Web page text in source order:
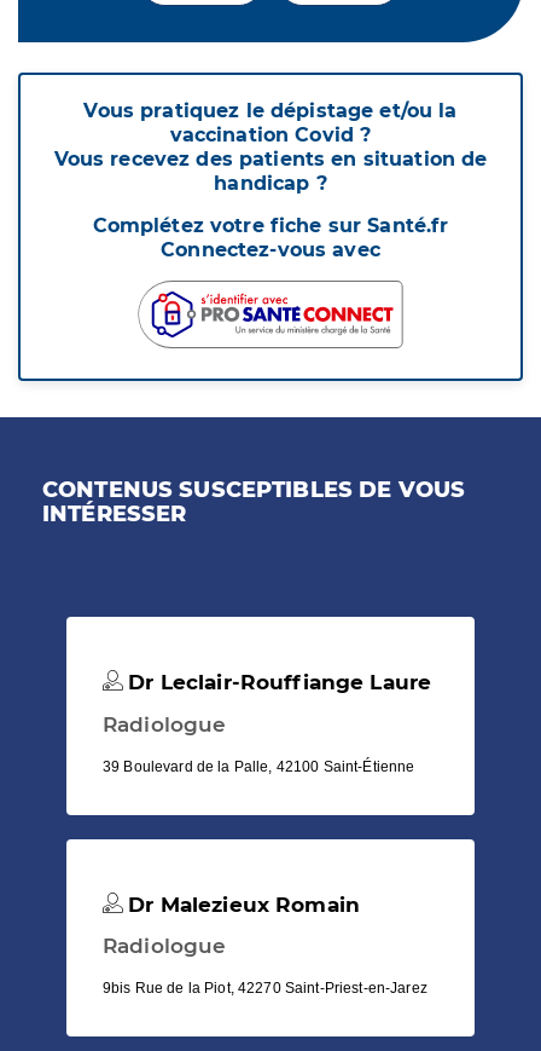
Vous pratiquez le dépistage et/ou la
vaccination Covid ?
Vous recevez des patients en situation de
handicap ?
Complétez votre fiche sur Santé.fr
Connectez-vous avec
CONTENUS SUSCEPTIBLES DE VOUS
INTÉRESSER
Dr Leclair-Rouffiange Laure
Radiologue
39 Boulevard de la Palle, 42100 Saint-Étienne
Dr Malezieux Romain
Radiologue
9bis Rue de la Piot, 42270 Saint-Priest-en-Jarez